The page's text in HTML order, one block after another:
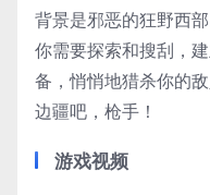
背景是邪恶的狂野西
你需要探索和搜刮，
备，悄悄地猎杀你的
边疆吧，枪手！
游戏视频